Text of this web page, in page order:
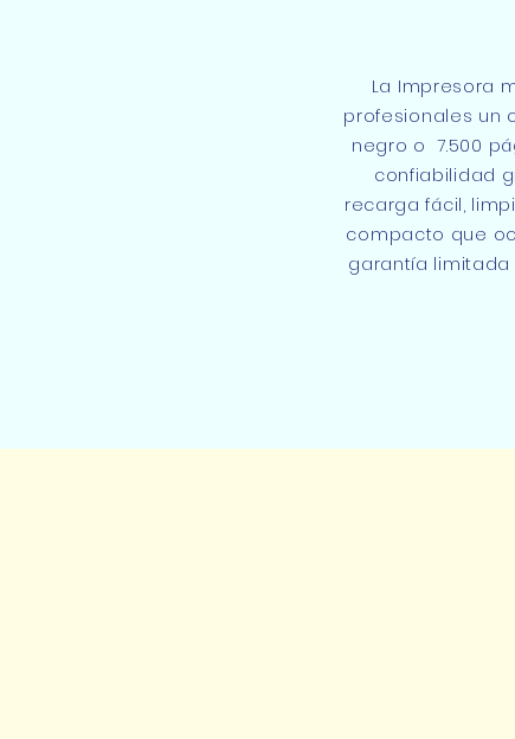
La Impresora
profesionales un
negro o 7.500
confiabilidad
recarga fácil,
compacto que
garantía limitada